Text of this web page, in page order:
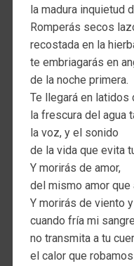
la madura inquietud
Romperás secos
recostada en la
te embriagarás en
de la noche primera.
Te llegará en latidos
la frescura del agua
la voz, y el sonido
de la vida que evita
Y morirás de amor,
del mismo amor que
Y morirás de viento
cuando fría mi sangre
no transmita a tu
el calor que